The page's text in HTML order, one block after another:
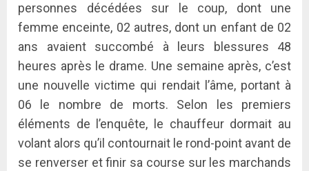
personnes décédées sur le coup, dont une
femme enceinte, 02 autres, dont un enfant de 02
ans avaient succombé à leurs blessures 48
heures après le drame. Une semaine après, c’est
une nouvelle victime qui rendait l’âme, portant à
06 le nombre de morts. Selon les premiers
éléments de l’enquête, le chauffeur dormait au
volant alors qu’il contournait le rond-point avant de
se renverser et finir sa course sur les marchands